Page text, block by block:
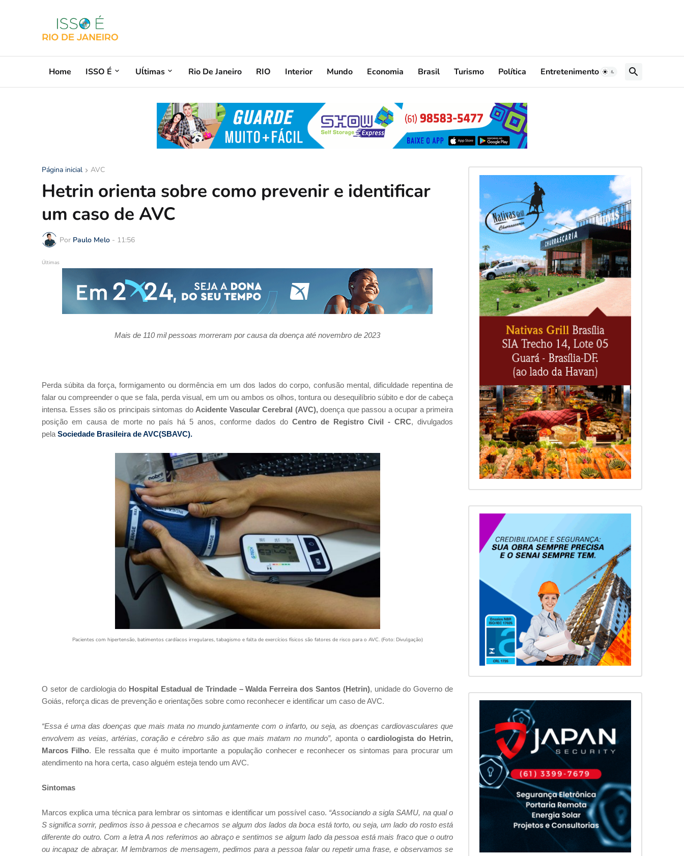
Home ISSO É Uĺtimas Rio De Janeiro RIO Interior Mundo Economia Brasil Turismo Política Entretenimento
Página inicial AVC
Hetrin orienta sobre como prevenir e identificar
um caso de AVC
Por Paulo Melo - 11:56
Últimas
Mais de 110 mil pessoas morreram por causa da doença até novembro de 2023
Perda súbita da força, formigamento ou dormência em um dos lados do corpo, confusão mental, dificuldade repentina de
falar ou compreender o que se fala, perda visual, em um ou ambos os olhos, tontura ou desequilíbrio súbito e dor de cabeça
intensa. Esses são os principais sintomas do Acidente Vascular Cerebral (AVC),doença que passou a ocupar a primeira
posição em causa de morte no país há 5 anos, conforme dados do Centro de Registro Civil - CRC, divulgados
pela Sociedade Brasileira de AVC(SBAVC).
Pacientes com hipertensão, batimentos cardíacos irregulares, tabagismo e falta de exercícios físicos são fatores de risco para o AVC. (Foto: Divulgação)
O setor de cardiologia do Hospital Estadual de Trindade – Walda Ferreira dos Santos (Hetrin), unidade do Governo de
Goiás, reforça dicas de prevenção e orientações sobre como reconhecer e identificar um caso de AVC.
“Essa é uma das doenças que mais mata no mundo juntamente com o infarto, ou seja, as doenças cardiovasculares que
envolvem as veias, artérias, coração e cérebro são as que mais matam no mundo”, aponta ocardiologista do Hetrin,
Marcos Filho. Ele ressalta que é muito importante a população conhecer e reconhecer os sintomas para procurar um
atendimento na hora certa, caso alguém esteja tendo um AVC.
Sintomas
Marcos explica uma técnica para lembrar os sintomas e identificar um possível caso. “Associando a sigla SAMU, na qual o
S significa sorrir, pedimos isso à pessoa e checamos se algum dos lados da boca está torto, ou seja, um lado do rosto está
diferente do outro. Com a letra A nos referimos ao abraço e sentimos se algum lado da pessoa está mais fraco que o outro
ou incapaz de abraçar. M lembramos de mensagem, pedimos para a pessoa falar ou repetir uma frase, e observamos se